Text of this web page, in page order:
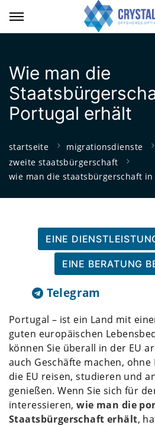
Wie man die
Portugal erhält
startseite
migrationsdienste
zweite staatsbürgerschaft
wie man die staatsbürgerschaft
EINE
EINE BERATUNG
Telegram
Portugal – ist ein Land mit
guten europäischen
können Sie überall in der EU
auch Geschäfte machen,
die EU reisen, studieren und
genießen. Wenn Sie sich für
interessieren,wie man die
Staatsbürgerschaft erhält,